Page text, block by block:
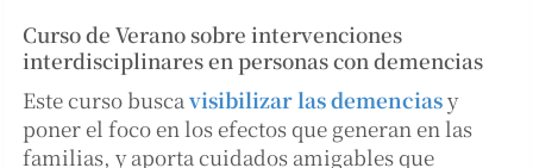
Curso de Verano sobre intervenciones
interdisciplinares en personas con demencias
Este curso buscavisibilizar las demenciasy
poner el foco en los efectos que generan en las
familias, y aporta cuidados amigables que